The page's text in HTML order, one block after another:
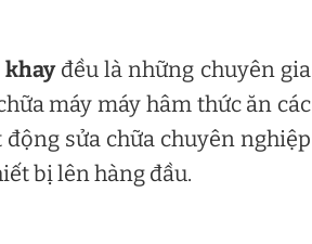
khayđều là những chuyên gia
máy máy hâm thức ăn các
sửa chữa chuyên nghiệp
bị lên hàng đầu.